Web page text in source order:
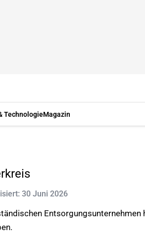
TechnologieMagazin
30 Juni 2026